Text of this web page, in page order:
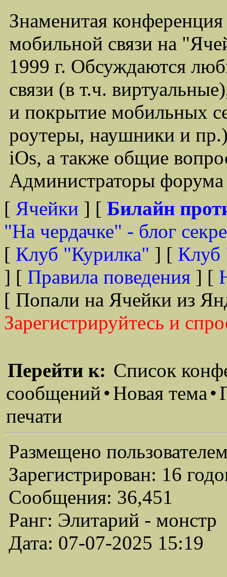
Знаменитая
мобильной связи на
1999 г. Обсуждаются
связи (в т.ч.
и покрытие мобильных
роутеры, наушники и
iOs, а также общие
Администраторы
[ Ячейки ] [ Билайн
"На чердачке" - блог
[ Клуб "Курилка" ] [ Клуб
] [ Правила поведения ] [
[ Попали на Ячейки из
Зарегистрируйтесь и
Перейти к: Список
сообщений•Новая тема•
печати
Размещено
Зарегистрирован: 16
Сообщения: 36,451
Ранг: Элитарий - монстр
Дата: 07-07-2025 15:19